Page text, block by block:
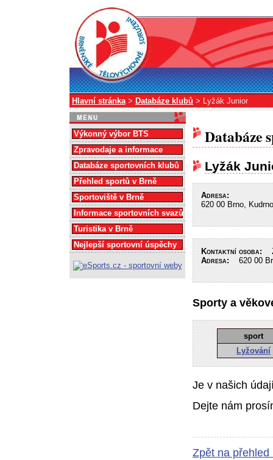
Hlavní stránka> Databáze klubů > Lyžák Junior
Databáze
Lyžák
Adresa:
620 00 Brno,
Kontaktní osoba:
Adresa: 620 00
Sporty a
sport
Lyžování
Je v našich
Dejte nám
Zpět na přehled
Výkonný výbor BTS
Zpravodaje a informace
Databáze sportovních klubů
Přehled sportů v Brně
Sportoviště v Brně
Informace sportovních svazů
Turistika v Brně
Nejlepší sportovní úspěchy